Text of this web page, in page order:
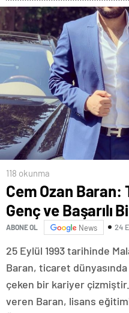
118 okunma
Cem Ozan Baran:
Genç ve Başarılı
ABONE OL News 24
25 Eylül 1993 tarihinde
Baran, ticaret
çeken bir kariyer
veren Baran, lisans